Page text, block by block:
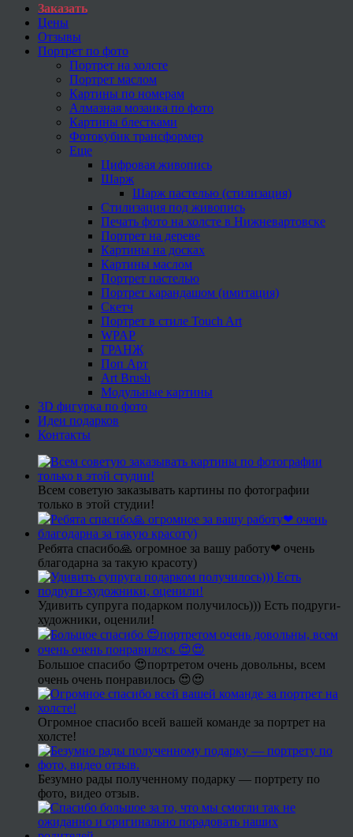
Заказать
Цены
Отзывы
Портрет по фото
Портрет на холсте
Портрет маслом
Картины по номерам
Алмазная мозаика по фото
Картины блестками
Фотокубик трансформер
Еще
Цифровая живопись
Шарж
Шарж пастелью (стилизация)
Стилизация под живопись
Печать фото на холсте в Нижневартовске
Портрет на дереве
Картины на досках
Картины маслом
Портрет пастелью
Портрет карандашом (имитация)
Скетч
Портрет в стиле Touch Art
WPAP
ГРАНЖ
Поп Арт
Art Brush
Модульные картины
3D фигурка по фото
Идеи подарков
Контакты
Всем советую заказывать картины по фотографии
только в этой студии!
Ребята спасибо🙏 огромное за вашу работу❤ очень
благодарна за такую красоту)
Удивить супруга подарком получилось))) Есть подруги-
художники, оценили!
Большое спасибо 😍портретом очень довольны, всем
очень очень понравилось 😍😍
Огромное спасибо всей вашей команде за портрет на
холсте!
Безумно рады полученному подарку — портрету по
фото, видео отзыв.